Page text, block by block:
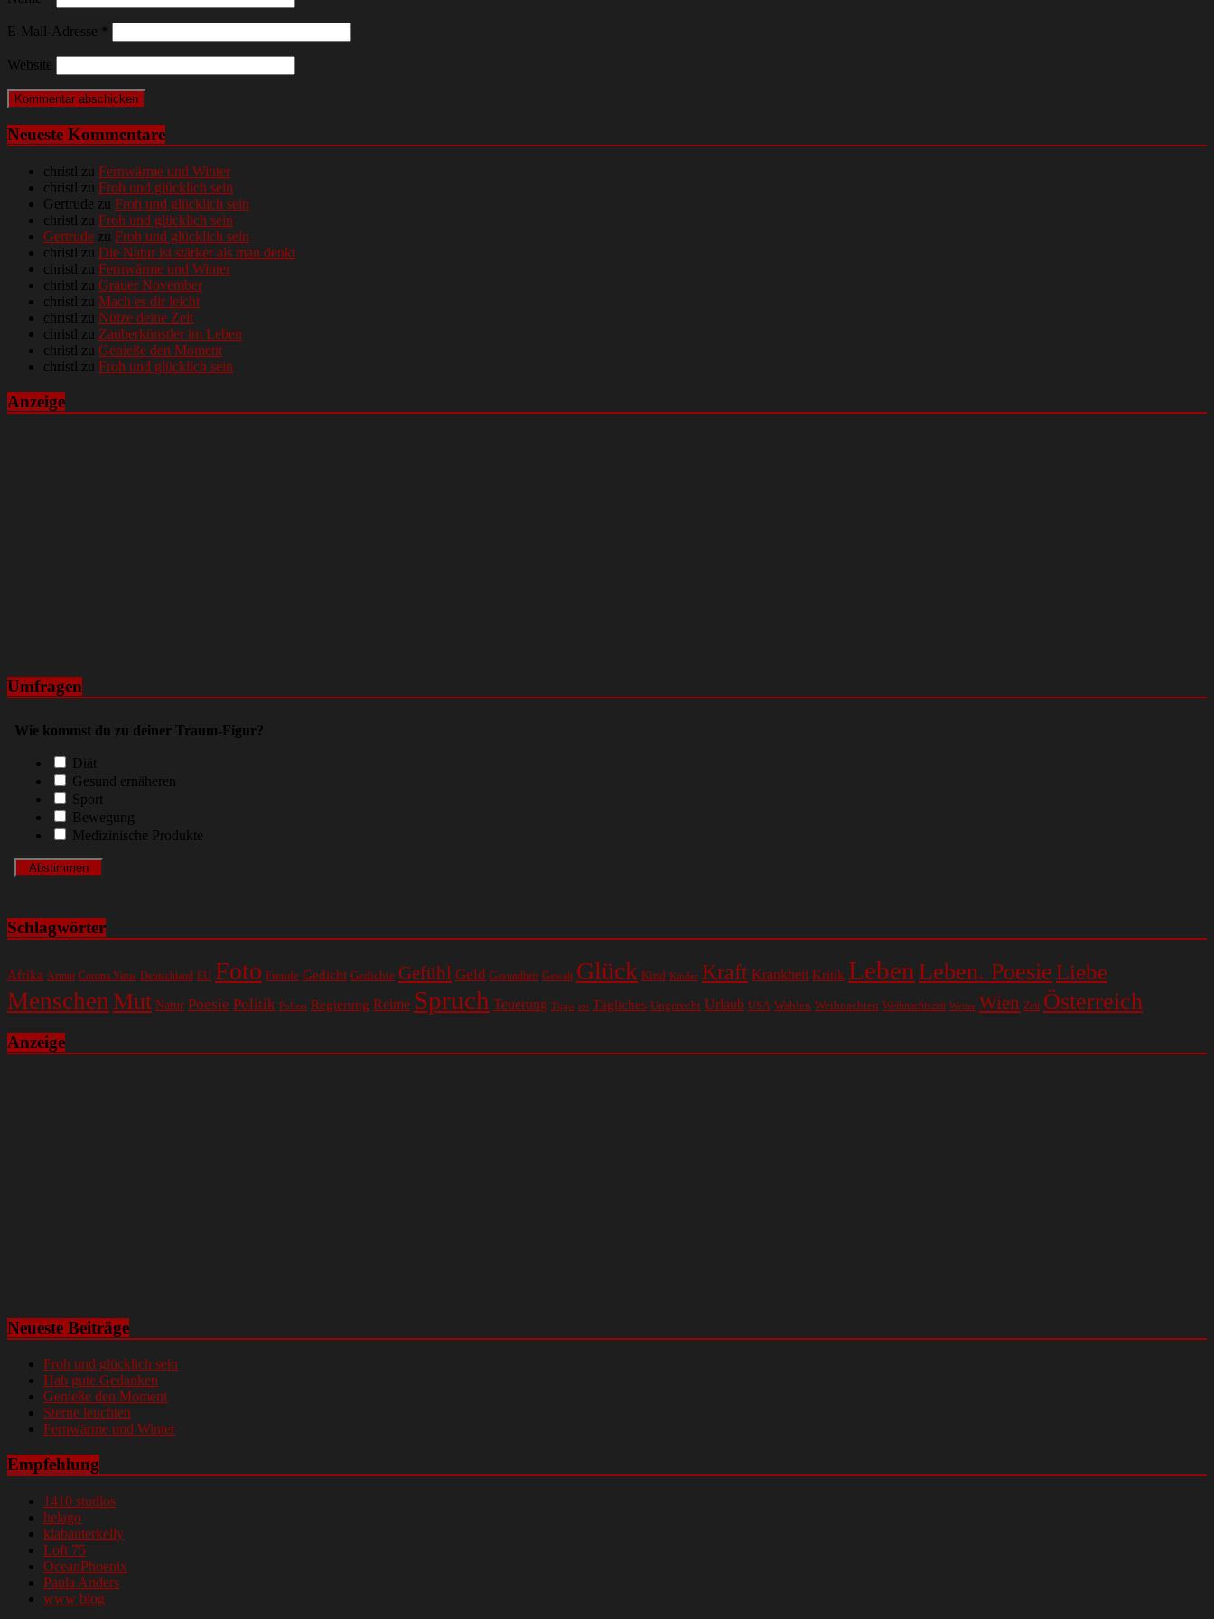
E-Mail-Adresse
Website
Neueste Kommentare
christl zu Fernwärme und Winter
christl zu Froh und glücklich sein
Gertrude zu Froh und glücklich sein
christl zu Froh und glücklich sein
Gertrude zu Froh und glücklich sein
christl zu Die Natur ist stärker als man denkt
christl zu Fernwärme und Winter
christl zu Grauer November
christl zu Mach es dir leicht
christl zu Nütze deine Zeit
christl zu Zauberkünstler im Leben
christl zu Genieße den Moment
christl zu Froh und glücklich sein
Anzeige
Umfragen
Wie kommst du zu deiner Traum-Figur?
Diät
Gesund ernäheren
Sport
Bewegung
Medizinische Produkte
Schlagwörter
Afrika Armut Corona Virus Deutschland EU Foto Freude Gedicht Gedichte Gefühl Geld Gesundheit Gewalt Glück Kind Kinder Kraft Krankheit Kritik Leben Leben. Poesie Liebe
Menschen Mut Natur Poesie Politik Polizei Regierung Reime Spruch Teuerung Tipps tot Tägliches Ungerecht Urlaub USA Wahlen Weihnachten Weihnachtszeit Wetter Wien Zeit Österreich
Anzeige
Neueste Beiträge
Froh und glücklich sein
Hab gute Gedanken
Genieße den Moment
Sterne leuchten
Fernwärme und Winter
Empfehlung
1410 studios
helago
klabauterkelly
Loft 75
OceanPhoenix
Paula Anders
www blog